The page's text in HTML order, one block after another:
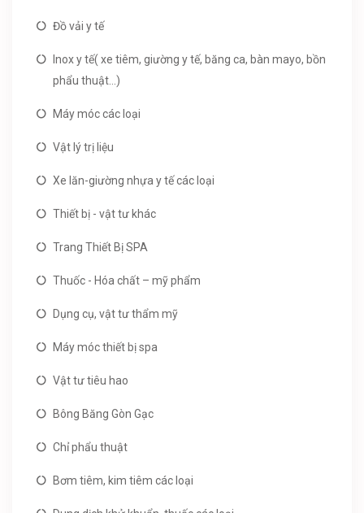
Đồ vải y tế
Inox y tế( xe tiêm, giường y tế, băng ca, bàn mayo, bồn
phẩu thuật...)
Máy móc các loại
Vật lý trị liệu
Xe lăn-giường nhựa y tế các loại
Thiết bị - vật tư khác
Trang Thiết Bị SPA
Thuốc - Hóa chất – mỹ phẩm
Dụng cụ, vật tư thẩm mỹ
Máy móc thiết bị spa
Vật tư tiêu hao
Bông Băng Gòn Gạc
Chỉ phẩu thuật
Bơm tiêm, kim tiêm các loại